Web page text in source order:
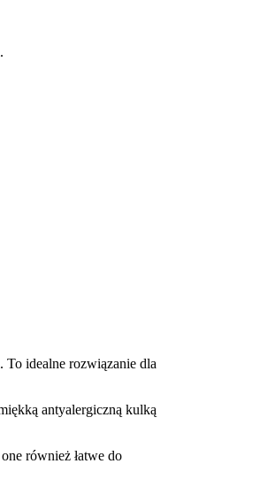
To idealne rozwiązanie dla
antyalergiczną kulką
również łatwe do